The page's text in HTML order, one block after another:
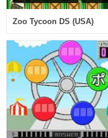
Zoo Tycoon DS (USA)